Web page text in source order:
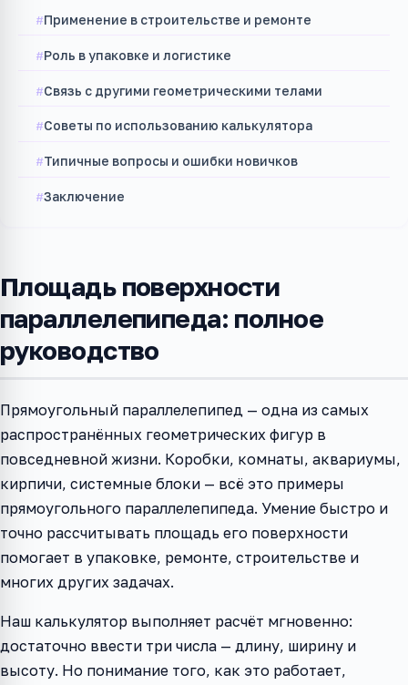
Применение в строительстве и ремонте
Роль в упаковке и логистике
Связь с другими геометрическими телами
Советы по использованию калькулятора
Типичные вопросы и ошибки новичков
Заключение
Площадь поверхности
параллелепипеда: полное
руководство
Прямоугольный параллелепипед — одна из самых
распространённых геометрических фигур в
повседневной жизни. Коробки, комнаты, аквариумы,
кирпичи, системные блоки — всё это примеры
прямоугольного параллелепипеда. Умение быстро и
точно рассчитывать площадь его поверхности
помогает в упаковке, ремонте, строительстве и
многих других задачах.
Наш калькулятор выполняет расчёт мгновенно:
достаточно ввести три числа — длину, ширину и
высоту. Но понимание того, как это работает,